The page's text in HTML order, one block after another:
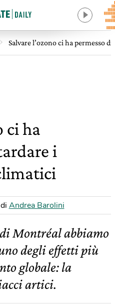
Salvare l’ozono ci ha permesso
ci ha
i
di Andrea Barolini
Montréal abbiamo
degli effetti più
globale: la
artici.